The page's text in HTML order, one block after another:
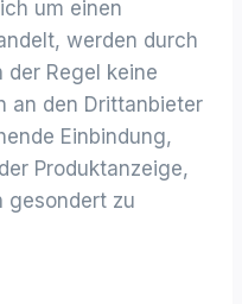
um einen
werden durch
Regel keine
an den Drittanbieter
Einbindung,
Produktanzeige,
gesondert zu